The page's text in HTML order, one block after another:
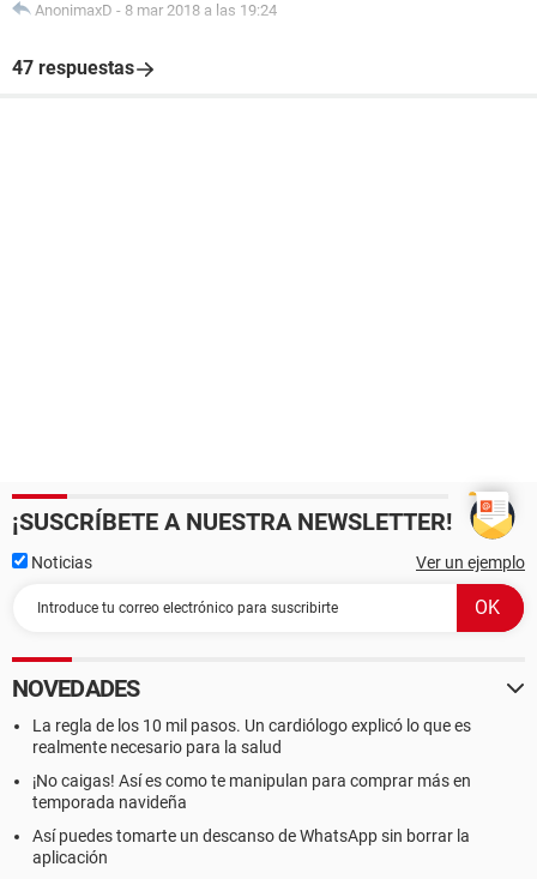
AnonimaxD - 8 mar 2018 a las 19:24
47 respuestas
¡SUSCRÍBETE A NUESTRA NEWSLETTER!
Noticias Ver un ejemplo
NOVEDADES
La regla de los 10 mil pasos. Un cardiólogo explicó lo que es
realmente necesario para la salud
¡No caigas! Así es como te manipulan para comprar más en
temporada navideña
Así puedes tomarte un descanso de WhatsApp sin borrar la
aplicación